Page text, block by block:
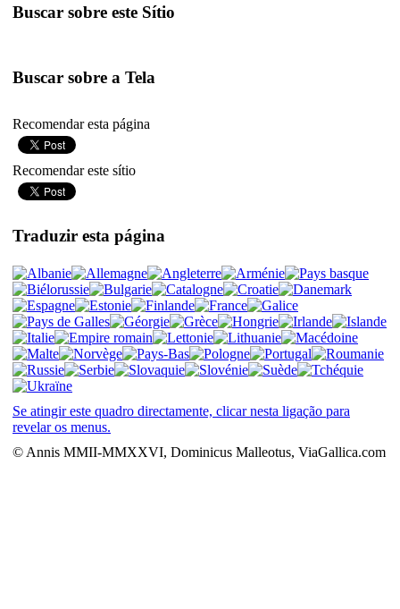
Buscar sobre este Sítio
Buscar sobre a Tela
Recomendar esta página
Recomendar este sítio
Traduzir esta página
Se atingir este quadro directamente, clicar nesta ligação para
revelar os menus.
© Annis MMII-MMXXVI, Dominicus Malleotus, ViaGallica.com